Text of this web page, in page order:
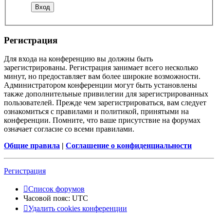
Регистрация
Для входа на конференцию вы должны быть
зарегистрированы. Регистрация занимает всего несколько
минут, но предоставляет вам более широкие возможности.
Администратором конференции могут быть установлены
также дополнительные привилегии для зарегистрированных
пользователей. Прежде чем зарегистрироваться, вам следует
ознакомиться с правилами и политикой, принятыми на
конференции. Помните, что ваше присутствие на форумах
означает согласие со всеми правилами.
Общие правила | Соглашение о конфиденциальности
Регистрация
Список форумов
Часовой пояс: UTC
Удалить cookies конференции